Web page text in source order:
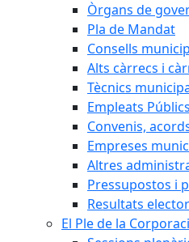
Òrgans de
Pla de Mandat
Consells
Alts càrrecs i
Tècnics
Empleats Públics
Convenis,
Empreses
Altres
Pressupostos i
Resultats
El Ple de la